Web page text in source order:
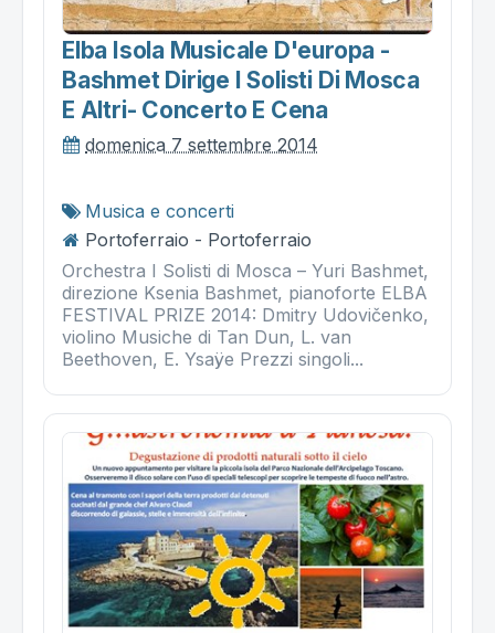
Elba Isola Musicale D'europa -
Bashmet Dirige I Solisti Di Mosca
E Altri- Concerto E Cena
domenica 7 settembre 2014
Musica e concerti
Portoferraio - Portoferraio
Orchestra I Solisti di Mosca – Yuri Bashmet,
direzione Ksenia Bashmet, pianoforte ELBA
FESTIVAL PRIZE 2014: Dmitry Udovičenko,
violino Musiche di Tan Dun, L. van
Beethoven, E. Ysaÿe Prezzi singoli...